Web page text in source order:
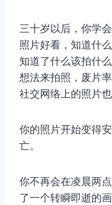
三十岁以后，你学
照片好看，知道什
知道了什么该拍什
想法来拍照，废片
社交网络上的照片也
你的照片开始变得
亡。
你不再会在凌晨两
了一个转瞬即逝的